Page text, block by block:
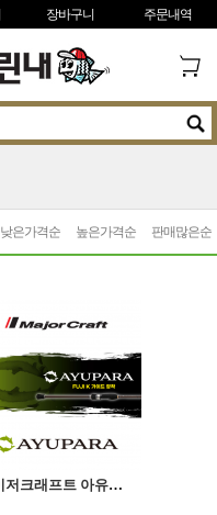
장바구니 주문내역
낮은가격순 높은가격순 판매많은순
메이저크래프트 아유파라 은어로드 AYUPARA